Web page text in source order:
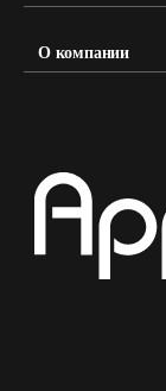
О компании